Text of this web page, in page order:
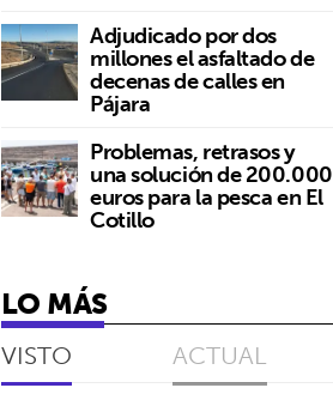
Adjudicado por dos
millones el asfaltado de
decenas de calles en
Pájara
Problemas, retrasos y
una solución de 200.000
euros para la pesca en El
Cotillo
LO MÁS
VISTO ACTUAL